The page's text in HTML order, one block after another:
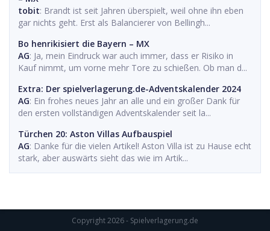
tobit: Brandt ist seit Jahren überspielt, weil ohne ihn eben
gar nichts geht. Erst als Balancierer von Bellingh...
Bo henrikisiert die Bayern – MX
AG: Ja, mein Eindruck war auch immer, dass er Risiko in
Kauf nimmt, um vorne mehr Tore zu schießen. Ob man d...
Extra: Der spielverlagerung.de-Adventskalender 2024
AG: Ein frohes neues Jahr an alle und ein großer Dank für
den ersten vollständigen Adventskalender seit la...
Türchen 20: Aston Villas Aufbauspiel
AG: Danke für die vielen Artikel! Aston Villa ist zu Hause echt
stark, aber auswärts sieht das wie im Artik...
Copyright 2026 - Spielverlagerung.de